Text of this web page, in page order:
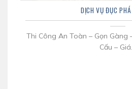
DỊCH VỤ ĐỤC
Thi Công An Toàn – Gọn Gàng
Cấu –